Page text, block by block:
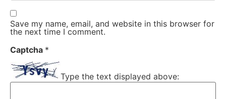
Save my name, email, and website in this browser for
the next time I comment.
Captcha *
Type the text displayed above: